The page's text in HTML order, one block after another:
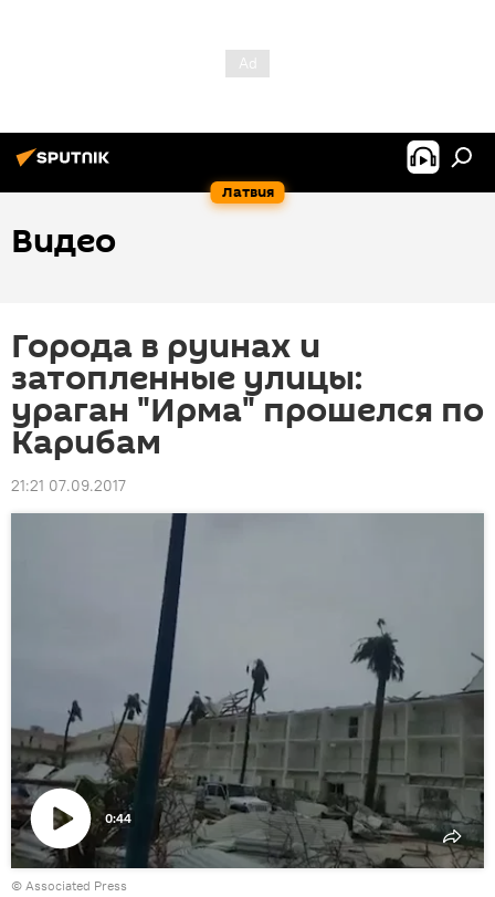
Латвия
Видео
Города в руинах и
затопленные улицы:
ураган "Ирма" прошелся по
Карибам
21:21 07.09.2017
Воспроизвести
видео
0:44
© Associated Press